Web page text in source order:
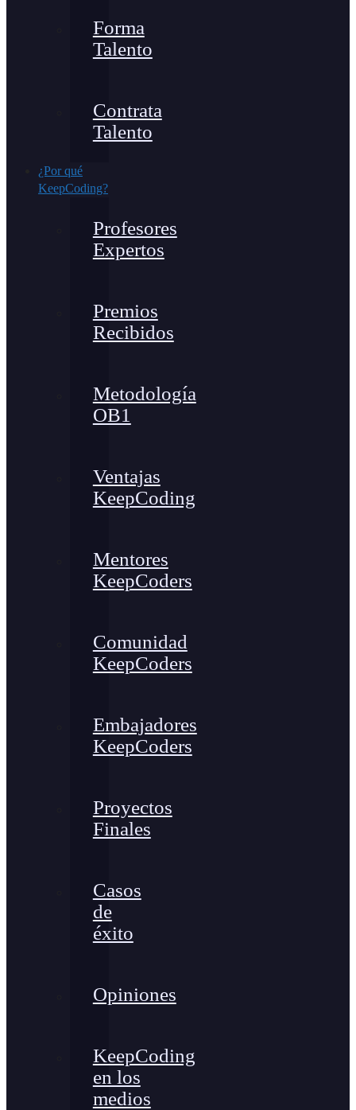
Forma
Talento
Contrata
Talento
¿Por qué
KeepCoding?
Profesores
Expertos
Premios
Recibidos
Metodología
OB1
Ventajas
KeepCoding
Mentores
KeepCoders
Comunidad
KeepCoders
Embajadores
KeepCoders
Proyectos
Finales
Casos
de
éxito
Opiniones
KeepCoding
en los
medios